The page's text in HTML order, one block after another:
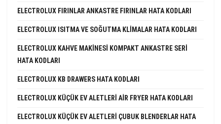
ELECTROLUX FIRINLAR ANKASTRE FIRINLAR HATA KODLARI
ELECTROLUX ISITMA VE SOĞUTMA KLIMALAR HATA KODLARI
ELECTROLUX KAHVE MAKINESI KOMPAKT ANKASTRE SERI
HATA KODLARI
ELECTROLUX KB DRAWERS HATA KODLARI
ELECTROLUX KÜÇÜK EV ALETLERI AIR FRYER HATA KODLARI
ELECTROLUX KÜÇÜK EV ALETLERI ÇUBUK BLENDERLAR HATA